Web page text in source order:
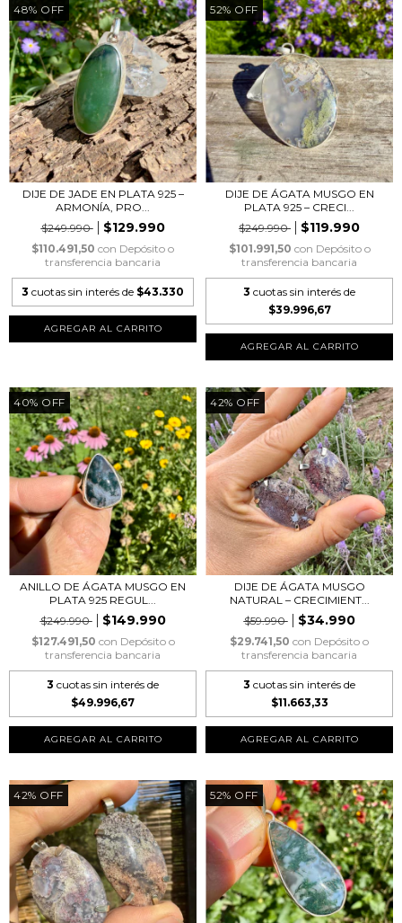
48% OFF
DIJE DE JADE EN PLATA 925 –
ARMONÍA, PRO...
$249.990
$129.990
$110.491,50 con Depósito o
transferencia bancaria
3 cuotas sin interés de $43.330
52% OFF
DIJE DE ÁGATA MUSGO EN
PLATA 925 – CRECI...
$249.990
$119.990
$101.991,50 con Depósito o
transferencia bancaria
3 cuotas sin interés de
$39.996,67
40% OFF
ANILLO DE ÁGATA MUSGO EN
PLATA 925 REGUL...
$249.990
$149.990
$127.491,50 con Depósito o
transferencia bancaria
3 cuotas sin interés de
$49.996,67
42% OFF
DIJE DE ÁGATA MUSGO
NATURAL – CRECIMIENT...
$59.990
$34.990
$29.741,50 con Depósito o
transferencia bancaria
3 cuotas sin interés de
$11.663,33
AGREGAR AL CARRITO
42% OFF 52% OFF